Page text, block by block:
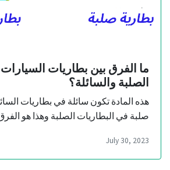
ما الفرق بين بطاريات السيارات
الصلبة والسائلة؟
هذه المادة تكون سائلة في بطاريات
صلبة في البطاريات الصلبة وهذا هو الفرق
July 30, 2023